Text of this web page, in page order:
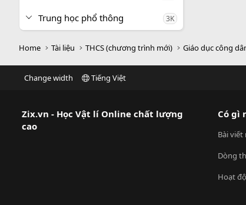
Trung học phổ thông 3K
Home Tài liệu THCS (chương trình mới) Giáo dục công
Change width Tiếng Việt
Zix.vn - Học Vật lí Online chất lượng
cao
Có gì
Bài viết
Dòng
Hoạt